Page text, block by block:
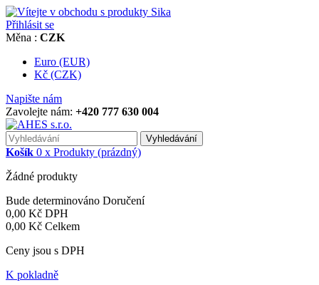
Přihlásit se
Měna : CZK
Euro (EUR)
Kč (CZK)
Napište nám
Zavolejte nám: +420 777 630 004
Vyhledávání
Košík 0 x Produkty (prázdný)
Žádné produkty
Bude determinováno Doručení
0,00 Kč DPH
0,00 Kč Celkem
Ceny jsou s DPH
K pokladně